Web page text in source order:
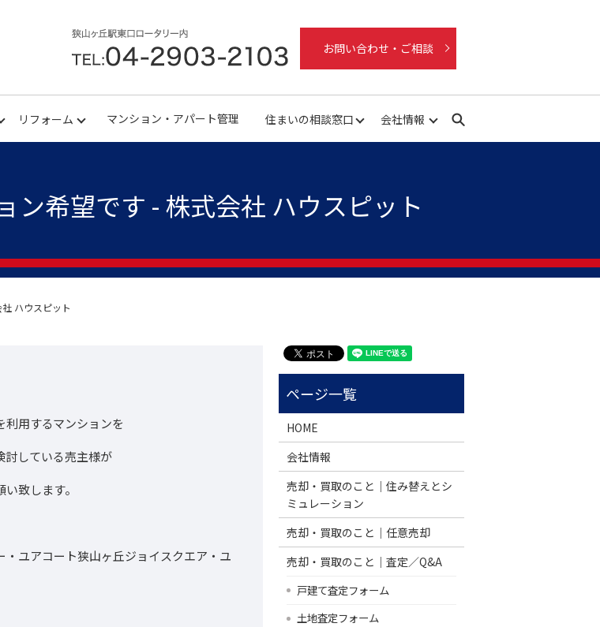
お問い合わせ・ご相談
リフォーム マンション・アパート管理 住まいの相談窓口 会社情報 search
ン希望です - 株式会社 ハウスピット
ハウスピット
用するマンションを
している売主様が
致します。
ユアコート狭山ヶ丘ジョイスクエア・ユ
HOME
会社情報
売却・買取のこと｜住み替えとシ
ミュレーション
売却・買取のこと｜任意売却
売却・買取のこと｜査定／Q&A
戸建て査定フォーム
土地査定フォーム